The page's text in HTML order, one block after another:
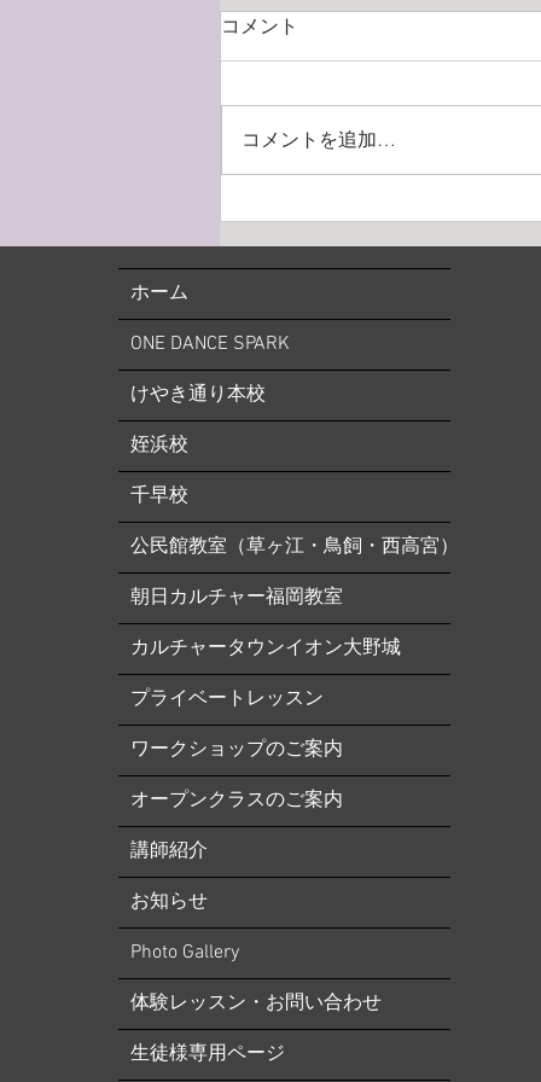
2026年9月姪浜校レッスンのご
はお休み→振替日10月31日（土）
※キッズバレエ1・2・ジュニア・
（火）ストレッチ&トレーニン
に振替レッスン受講下さい ⚠️■9
月19日（土）小野絢子先生特別講
習会の為全クラスお休み（特別講
コメント
コメントを追加…
ホーム
ONE DANCE SPARK
けやき通り本校
姪浜校
千早校
公民館教室（草ヶ江・鳥飼・西高宮）
朝日カルチャー福岡教室
カルチャータウンイオン大野城
プライベートレッスン
ワークショップのご案内
オープンクラスのご案内
講師紹介
お知らせ
​Photo Gallery
体験レッスン・お問い合わせ
生徒様専用ページ